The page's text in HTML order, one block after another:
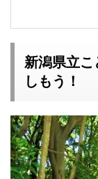
新潟県立
しもう！